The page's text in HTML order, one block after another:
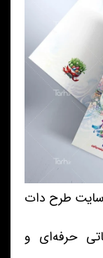
سایت طرح دات
حرفه‌ای و